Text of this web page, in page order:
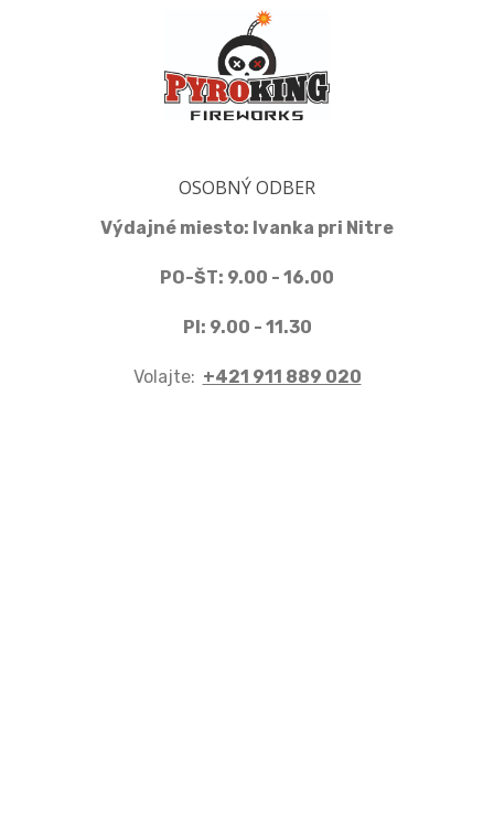
OSOBNÝ ODBER
Výdajné miesto: Ivanka pri Nitre
PO-ŠT: 9.00 - 16.00
PI: 9.00 - 11.30
Volajte: +421 911 889 020